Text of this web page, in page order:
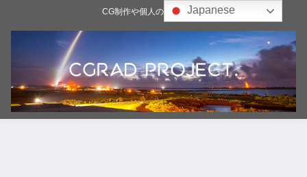
CG制作や個人の雑記ブログJapanese